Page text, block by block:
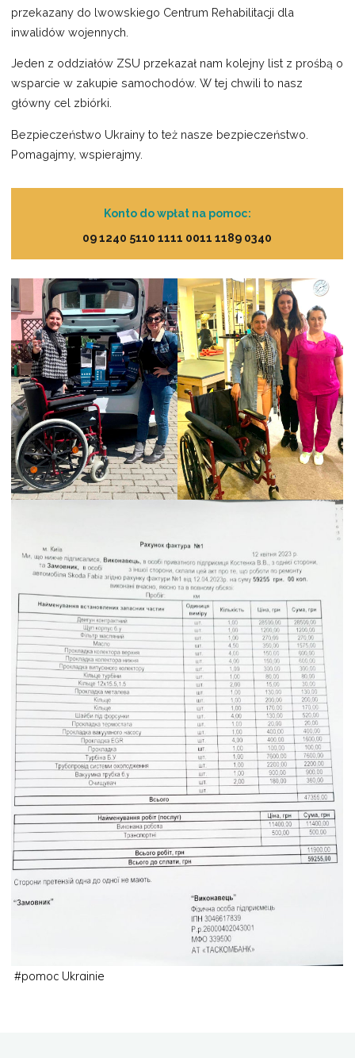
przekazany do lwowskiego Centrum Rehabilitacji dla
inwalidów wojennych.
Jeden z oddziałów ZSU przekazał nam kolejny list z prośbą o
wsparcie w zakupie samochodów. W tej chwili to nasz
główny cel zbiórki.
Bezpieczeństwo Ukrainy to też nasze bezpieczeństwo.
Pomagajmy, wspierajmy.
Konto do wpłat na pomoc:
09 1240 5110 1111 0011 1189 0340
#pomoc Ukrainie